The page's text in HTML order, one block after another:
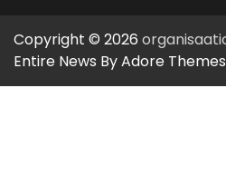
Copyright © 2026
Entire News ByAdore Themes